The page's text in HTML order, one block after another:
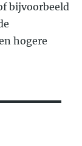
bijvoorbeeld
hogere